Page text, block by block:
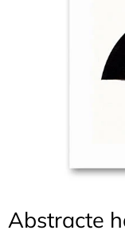
Abstracte